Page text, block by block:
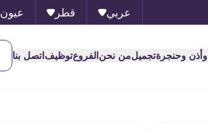
عربي قطر عيون
وحنجرةتجميلمن نحنالفروعتوظيفاتصل بنا